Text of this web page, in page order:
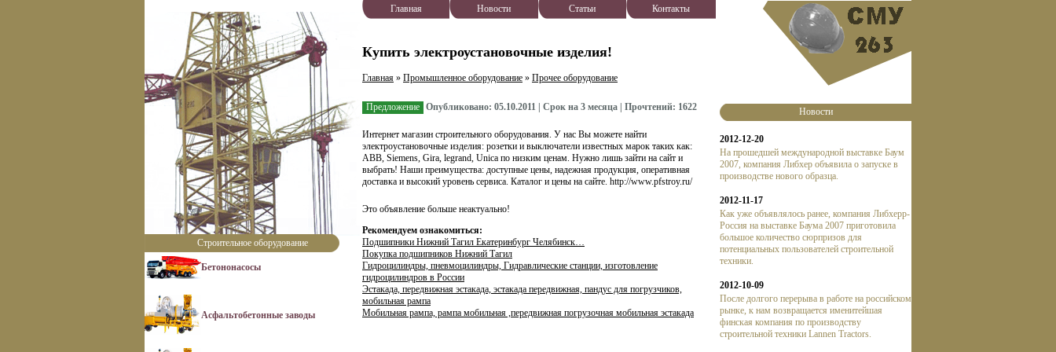
Строительное оборудование
Бетононасосы
Асфальтобетонные заводы
Главная Новости Статьи Контакты
Купить электроустановочные изделия!
Главная » Промышленное оборудование » Прочее оборудование
Предложение Опубликовано: 05.10.2011 | Срок на 3 месяца | Прочтений: 1622
Интернет магазин строительного оборудования. У нас Вы можете найти
электроустановочные изделия: розетки и выключатели известных марок таких как:
ABB, Siemens, Gira, legrand, Unica по низким ценам. Нужно лишь зайти на сайт и
выбрать! Наши преимущества: доступные цены, надежная продукция, оперативная
доставка и высокий уровень сервиса. Каталог и цены на сайте. http://www.pfstroy.ru/
Это объявление больше неактуально!
Рекомендуем ознакомиться:
Подшипники Нижний Тагил Екатеринбург Челябинск…
Покупка подшипников Нижний Тагил
Гидроцилиндры, пневмоцилиндры, Гидравлические станции, изготовление
гидроцилиндров в России
Эстакада, передвижная эстакада, эстакада передвижная, пандус для погрузчиков,
мобильная рампа
Мобильная рампа, рампа мобильная ,передвижная погрузочная мобильная эстакада
Новости
2012-12-20
На прошедшей международной выставке Баум
2007, компания Либхер объявила о запуске в
производстве нового образца.
2012-11-17
Как уже объявлялось ранее, компания Либхерр-
Россия на выставке Баума 2007 приготовила
большое количество сюрпризов для
потенциальных пользователей строительной
техники.
2012-10-09
После долгого перерыва в работе на российском
рынке, к нам возвращается именитейшая
финская компания по производству
строительной техники Lannen Tractors.